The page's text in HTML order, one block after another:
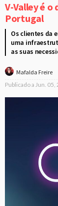
V-Valley é o
Portugal
Os clientes da
uma
as suas
Mafalda Freire
Publicado a Jun. 05,